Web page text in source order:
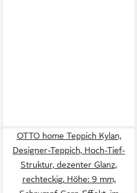
OTTO home Teppich Kylan,
Designer-Teppich, Hoch-Tief-
Struktur, dezenter Glanz,
rechteckig, Höhe: 9 mm,